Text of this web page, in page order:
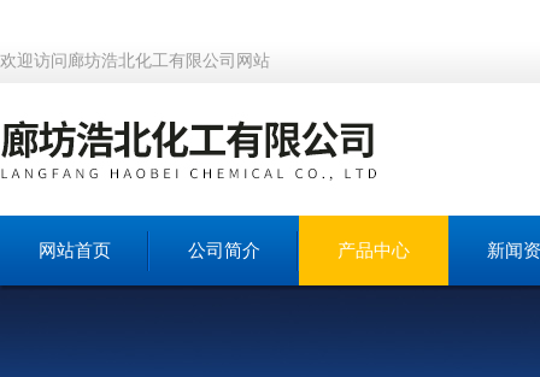
欢迎访问廊坊浩北化工有限公司网站
网站首页 公司简介 产品中心 新闻